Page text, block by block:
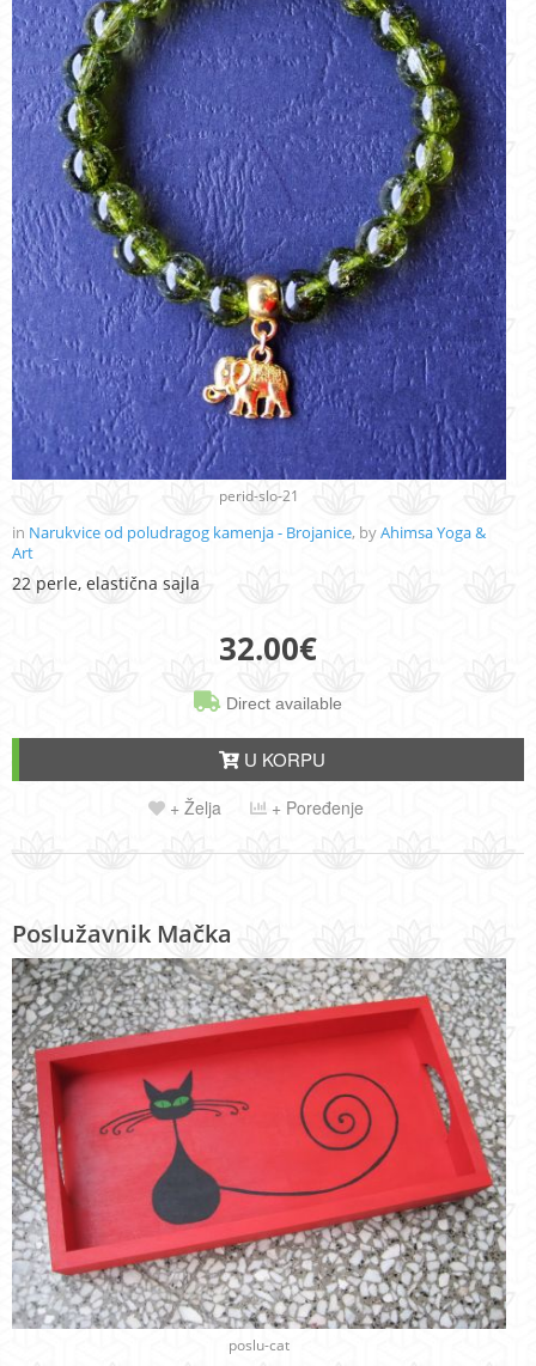
perid-slo-21
in Narukvice od poludragog kamenja - Brojanice, byAhimsa Yoga &
Art
22 perle, elastična sajla
32.00€
Direct available
U KORPU
+ Želja + Poređenje
Poslužavnik Mačka
poslu-cat